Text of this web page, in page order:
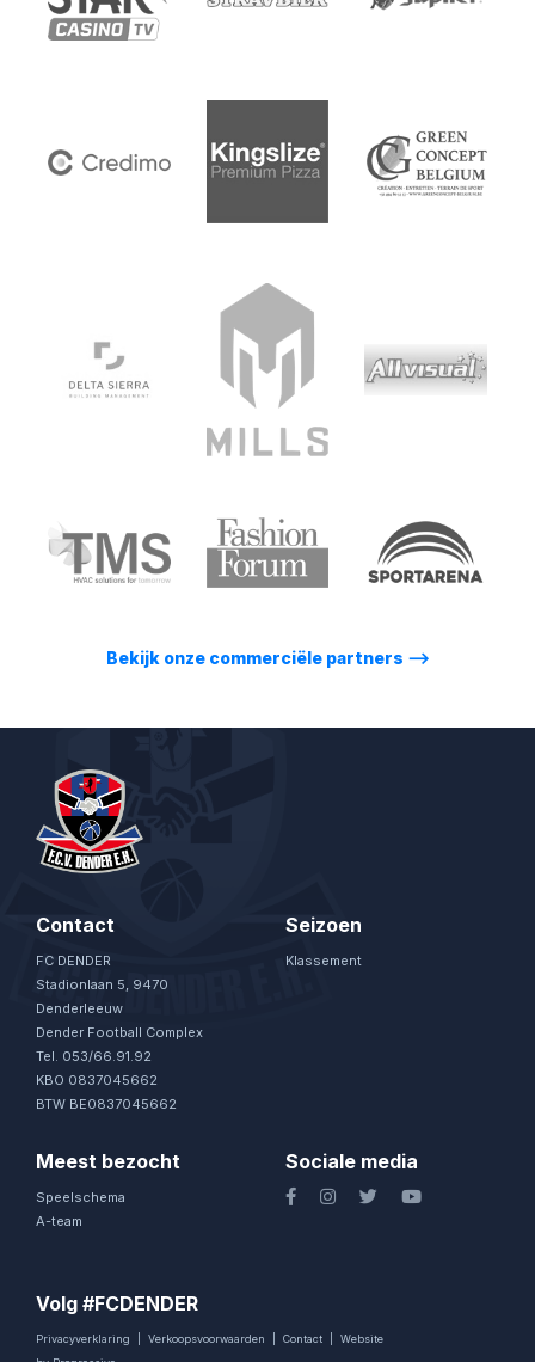
Bekijk onze commerciële partners ⟶
Contact
FC DENDER
Stadionlaan 5, 9470
Denderleeuw
Dender Football Complex
Tel. 053/66.91.92
KBO 0837045662
BTW BE0837045662
Seizoen
Klassement
Meest bezocht
Speelschema
A-team
Sociale media
Volg #FCDENDER
Privacyverklaring Verkoopsvoorwaarden Contact
Website